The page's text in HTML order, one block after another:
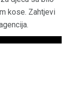
kose. Zahtjevi